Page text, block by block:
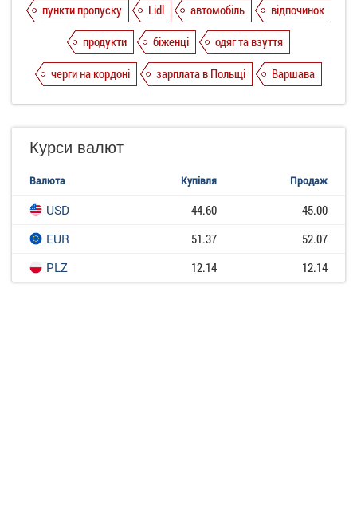
пункти пропуску
Lidl автомобіль
відпочинок
продукти
біженці
одяг та взуття
черги на кордоні
зарплата в Польщі Варшава
Курси валют
Валюта Купівля Продаж
USD 44.60
45.00
EUR
51.37
52.07
PLZ
12.14 12.14